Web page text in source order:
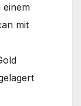
einem
mit